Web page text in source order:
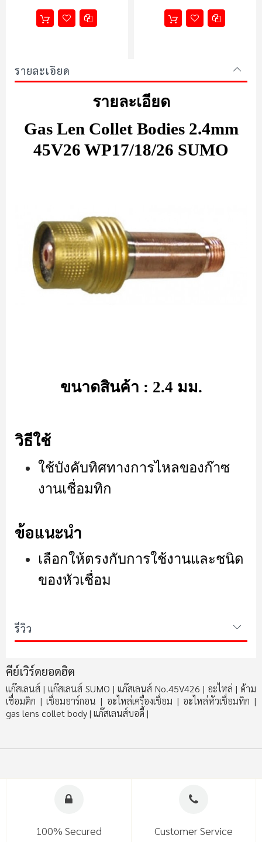
รายละเอียด
รายละเอียด
Gas Len Collet Bodies 2.4mm
45V26 WP17/18/26 SUMO
ขนาดสินค้า : 2.4 มม.
วิธีใช้
ใช้บังคับทิศทางการไหลของก๊าซ
งานเชื่อมทิก
ข้อแนะนำ
เลือกให้ตรงกับการใช้งานและชนิด
ของหัวเชื่อม
รีวิว
คีย์เวิร์ดยอดฮิต
แก๊สเลนส์ | แก๊สเลนส์ SUMO | แก๊สเลนส์ No.45V426 | อะไหล่ | ด้าม
เชื่อมติก |เชื่อมอาร์กอน | อะไหล่เครื่องเชื่อม | อะไหล่หัวเชื่อมทิก |
gas lens collet body| แก๊สเลนส์บอดี้ |
100% Secured
Customer Service